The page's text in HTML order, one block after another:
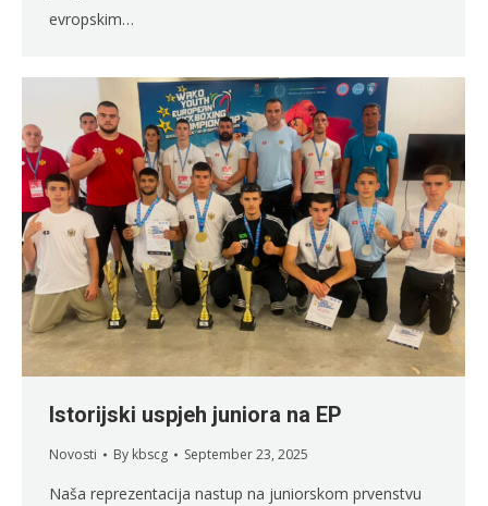
evropskim…
Istorijski uspjeh juniora na EP
Novosti By kbscg September 23, 2025
Naša reprezentacija nastup na juniorskom prvenstvu